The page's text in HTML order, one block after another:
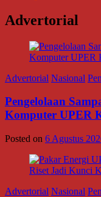
Advertorial
Advertorial Nasional
Pengelolaan
Komputer UPER
Posted on 6 Agustus
Advertorial Nasional